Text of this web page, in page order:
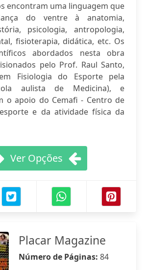
encontram uma linguagem que
do ventre à anatomia,
psicologia, antropologia,
fisioterapia, didática, etc. Os
abordados nesta obra
pelo Prof. Raul Santo,
Fisiologia do Esporte pela
aulista de Medicina), e
o apoio do Cemafi - Centro de
e da atividade física da
Ver Opções
Placar Magazine
Número de Páginas: 84